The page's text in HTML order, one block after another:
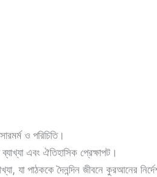
ও পরিচিতি।
এবং ঐতিহাসিক প্রেক্ষাপট।
যা পাঠককে দৈনন্দিন জীবনে কুরআনের